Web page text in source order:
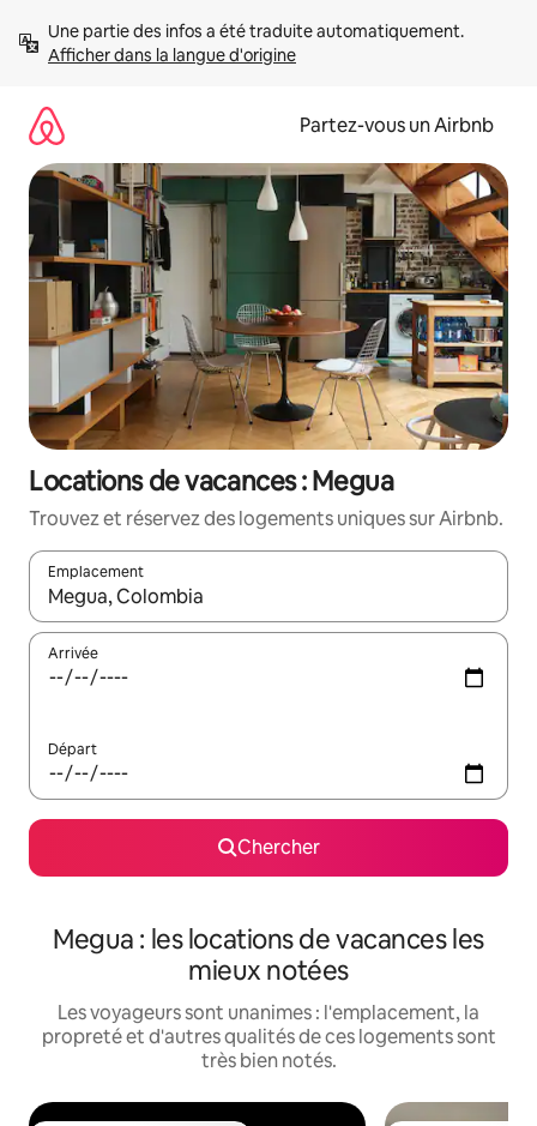
directement
Afficher dans la langue d'origine
Partez-vous un Airbnb
Locations de vacances : Megua
Trouvez et réservez des logements uniques sur Airbnb.
Emplacement
Quand les résultats sont affichés, parcourez-les en utilisant
Arrivée
Départ
Chercher
Megua : les locations de vacances les
mieux notées
Les voyageurs sont unanimes : l'emplacement, la
propreté et d'autres qualités de ces logements sont
très bien notés.